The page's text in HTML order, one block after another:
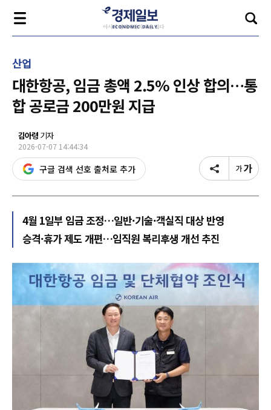
산업
대한항공, 임금 총액 2.5% 인상 합의…통
합 공로금 200만원 지급
김아령 기자
2026-07-07 14:44:34
구글 검색 선호 출처로 추가
4월 1일부 임금 조정…일반·기술·객실직 대상 반영
승격·휴가 제도 개편…임직원 복리후생 개선 추진